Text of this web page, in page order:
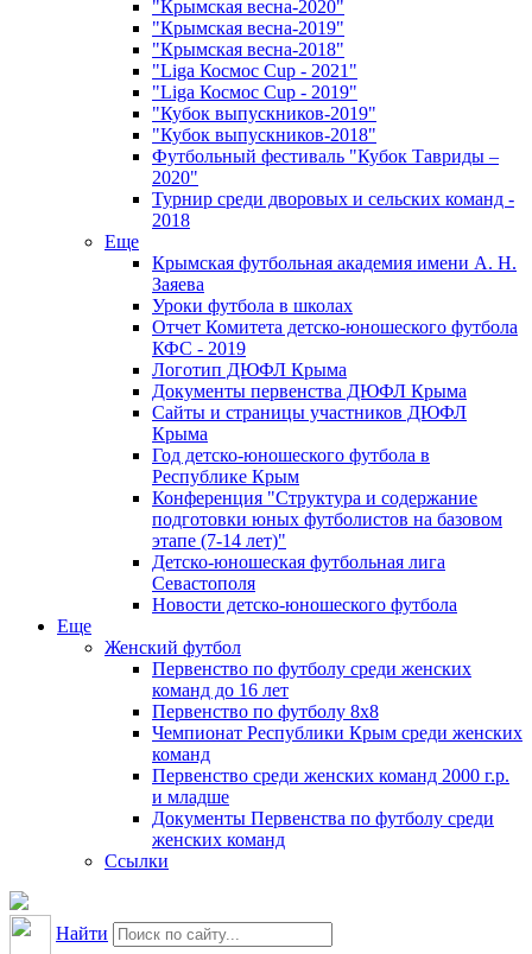
"Крымская весна-2020"
"Крымская весна-2019"
"Крымская весна-2018"
"Liga Космос Cup - 2021"
"Liga Космос Cup - 2019"
"Кубок выпускников-2019"
"Кубок выпускников-2018"
Футбольный фестиваль "Кубок Тавриды –
2020"
Турнир среди дворовых и сельских команд -
2018
Еще
Крымская футбольная академия имени А. Н.
Заяева
Уроки футбола в школах
Отчет Комитета детско-юношеского футбола
КФС - 2019
Логотип ДЮФЛ Крыма
Документы первенства ДЮФЛ Крыма
Сайты и страницы участников ДЮФЛ
Крыма
Год детско-юношеского футбола в
Республике Крым
Конференция "Структура и содержание
подготовки юных футболистов на базовом
этапе (7-14 лет)"
Детско-юношеская футбольная лига
Севастополя
Новости детско-юношеского футбола
Еще
Женский футбол
Первенство по футболу среди женских
команд до 16 лет
Первенство по футболу 8х8
Чемпионат Республики Крым среди женских
команд
Первенство среди женских команд 2000 г.р.
и младше
Документы Первенства по футболу среди
женских команд
Ссылки
Найти